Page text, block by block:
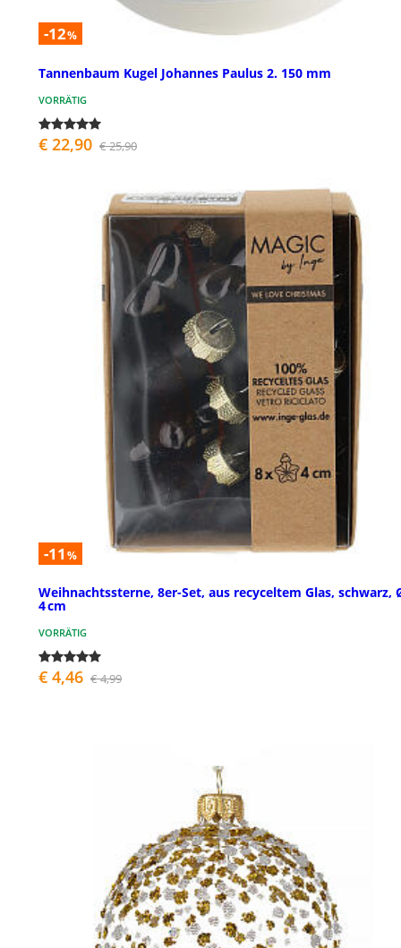
-12%
Tannenbaum Kugel Johannes Paulus 2. 150 mm
VORRÄTIG
€ 22,90 € 25,90
-11 %
Weihnachtssterne, 8er-Set, aus recyceltem Glas, schwarz,
4 cm
VORRÄTIG
€ 4,46 € 4,99